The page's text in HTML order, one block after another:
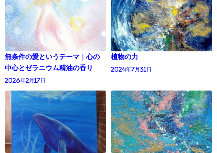
無条件の愛というテーマ｜心の
中心とゼラニウム精油の香り
2026年2月17日
植物の力
2024年7月31日